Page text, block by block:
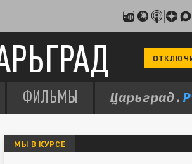
ФИЛЬМЫ
МЫ В КУРСЕ